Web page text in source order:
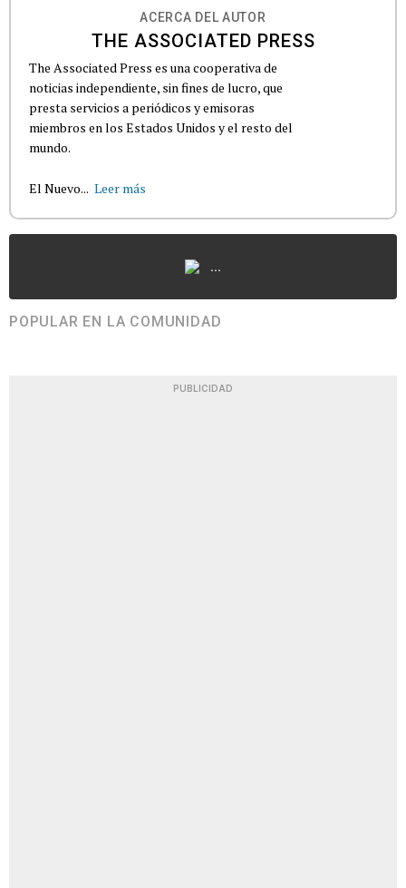
ACERCA DEL AUTOR
THE ASSOCIATED PRESS
The Associated Press es una cooperativa de
noticias independiente, sin fines de lucro, que
presta servicios a periódicos y emisoras
miembros en los Estados Unidos y el resto del
mundo.
El Nuevo... Leer más
...
POPULAR EN LA COMUNIDAD
PUBLICIDAD